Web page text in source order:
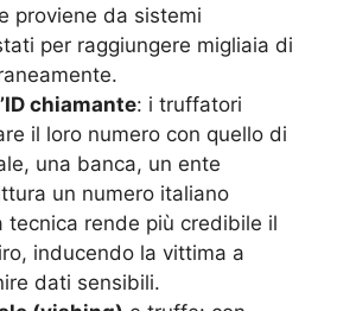
proviene da sistemi
per raggiungere migliaia di
chiamante: i truffatori
il loro numero con quello di
una banca, un ente
un numero italiano
tecnica rende più credibile il
inducendo la vittima a
dati sensibili.